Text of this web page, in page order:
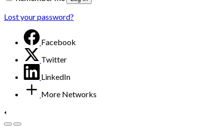
Lost your password?
Facebook
Twitter
LinkedIn
More Networks